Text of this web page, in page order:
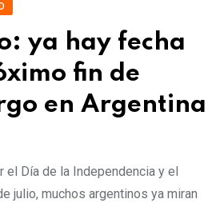
ya hay fecha
fin de
en Argentina
Día de la Independencia y el
julio, muchos argentinos ya miran